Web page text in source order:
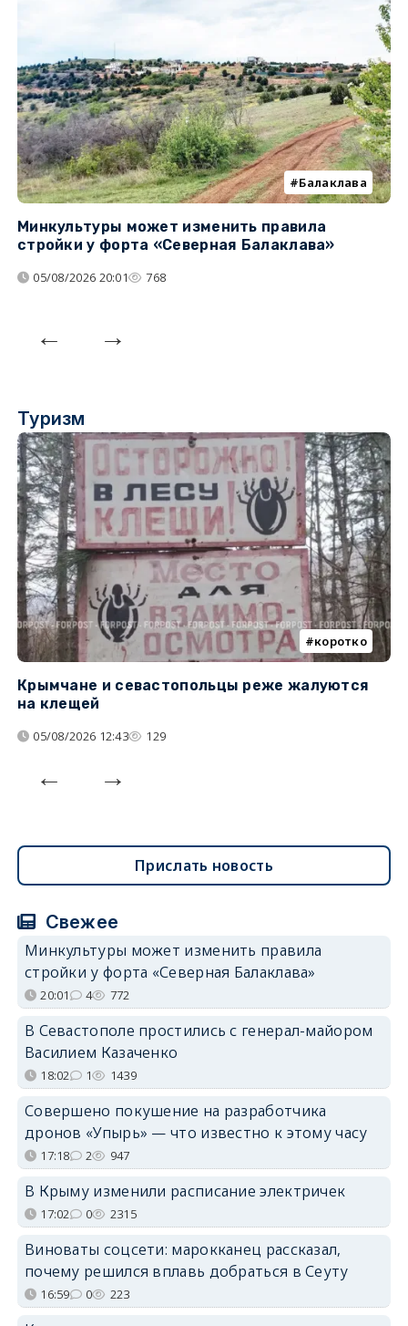
Балаклава
Минкультуры может изменить правила
стройки у форта «Северная Балаклава»
05/08/2026 20:01 768
Туризм
коротко
Крымчане и севастопольцы реже жалуются
на клещей
05/08/2026 12:43 129
Прислать новость
Свежее
Минкультуры может изменить правила
стройки у форта «Северная Балаклава»
20:01 4 772
В Севастополе простились с генерал-майором
Василием Казаченко
18:02 1 1439
Совершено покушение на разработчика
дронов «Упырь» — что известно к этому часу
17:18 2 947
В Крыму изменили расписание электричек
17:02 0 2315
Виноваты соцсети: марокканец рассказал,
почему решился вплавь добраться в Сеуту
16:59 0 223